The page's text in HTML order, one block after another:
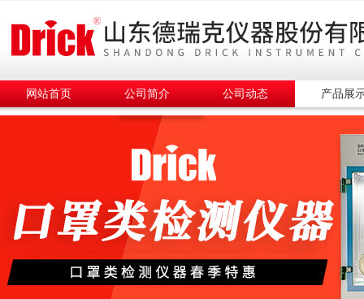
网站首页 公司简介 公司动态 产品展